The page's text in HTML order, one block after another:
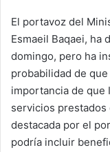
El portavoz del
Esmaeil Baqaei, ha
domingo, pero ha
probabilidad de
importancia de que
servicios prestados
destacada por el
podría incluir